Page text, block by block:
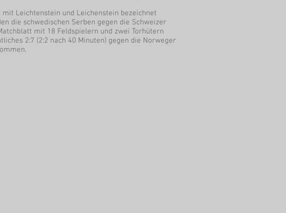
Leichtenstein und Leichenstein bezeichnet
die schwedischen Serben gegen die Schweizer
mit 18 Feldspielern und zwei Torhütern
2:7 (2:2 nach 40 Minuten) gegen die Norweger